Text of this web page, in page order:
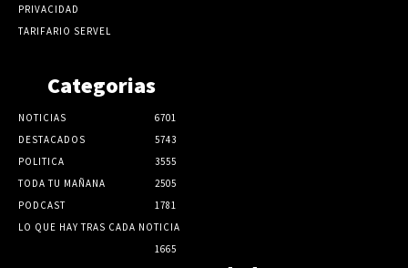
PRIVACIDAD
TARIFARIO SERVEL
Categorias
NOTICIAS
6701
DESTACADOS
5743
POLITICA
3555
TODA TU MAÑANA
2505
PODCAST
1781
LO QUE HAY TRAS CADA NOTICIA
1665